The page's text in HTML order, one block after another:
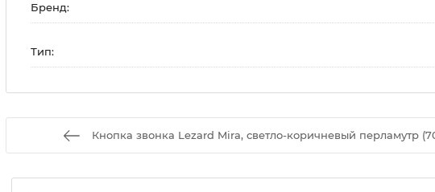
Бренд:
Тип:
Кнопка звонка Lezard Mira, светло-коричневый перламутр